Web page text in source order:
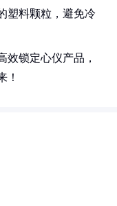
塑料颗粒，避免冷
效锁定心仪产品，
！